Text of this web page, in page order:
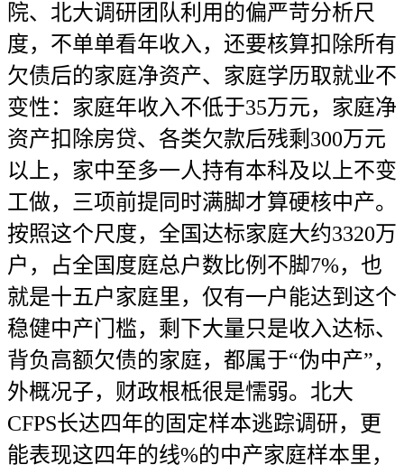
院、北大调研团队利用的偏严苛分析尺
度，不单单看年收入，还要核算扣除所有
欠债后的家庭净资产、家庭学历取就业不
变性：家庭年收入不低于35万元，家庭净
资产扣除房贷、各类欠款后残剩300万元
以上，家中至多一人持有本科及以上不变
工做，三项前提同时满脚才算硬核中产。
按照这个尺度，全国达标家庭大约3320万
户，占全国度庭总户数比例不脚7%，也
就是十五户家庭里，仅有一户能达到这个
稳健中产门槛，剩下大量只是收入达标、
背负高额欠债的家庭，都属于“伪中产”，
外概况子，财政根柢很是懦弱。北大
CFPS长达四年的固定样本逃踪调研，更
能表现这四年的线%的中产家庭样本里，